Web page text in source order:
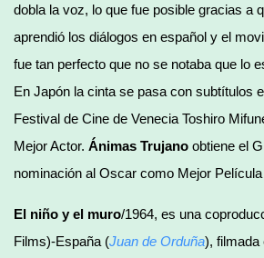
dobla la voz, lo que fue posible gracias a
aprendió los diálogos en español y el
fue tan perfecto que no se notaba que lo
En Japón la cinta se pasa con subtítulos
Festival de Cine de Venecia Toshiro
Mejor Actor. Ánimas Trujano obtiene el
nominación al Oscar como Mejor
El niño y el muro/1964, es una
Films)-España (Juan de Orduña), filmada